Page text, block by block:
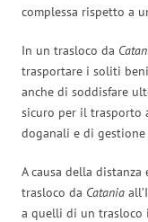
complessa rispetto a
In un trasloco da
trasportare i soliti
anche di soddisfare
sicuro per il trasporto
doganali e di gestione
A causa della
trasloco da Catania
a quelli di un trasloco